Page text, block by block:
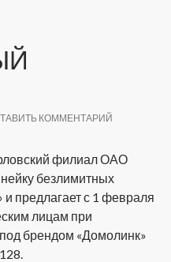
КОММЕНТАРИЙ
филиал ОАО
безлимитных
предлагает с 1 февраля
лицам при
брендом «Домолинк»